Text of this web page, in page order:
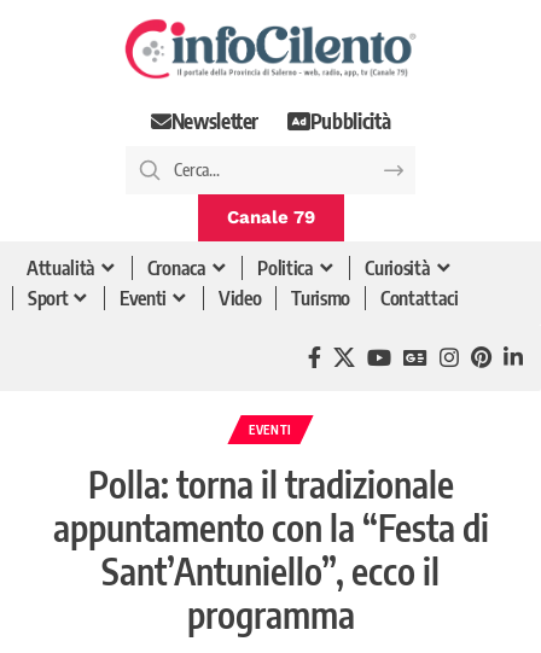
Newsletter Pubblicità
Canale 79
Attualità Cronaca Politica
Curiosità
Sport
Eventi Video Turismo Contattaci
EVENTI
Polla: torna il tradizionale
appuntamento con la “Festa di
Sant’Antuniello”, ecco il
programma